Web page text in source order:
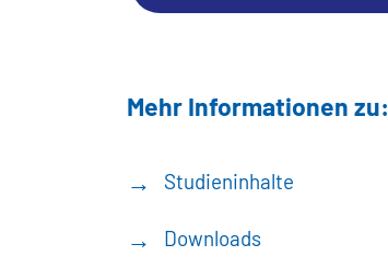
Mehr Informationen zu:
Studieninhalte
Downloads